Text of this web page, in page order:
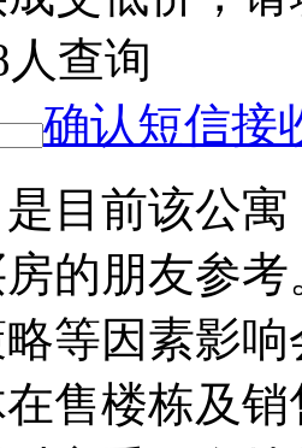
人查询
确认短信接
目前该公
的朋友参
等因素影
售楼栋及